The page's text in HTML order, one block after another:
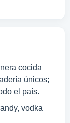
cocida
únicos;
el país.
vodka